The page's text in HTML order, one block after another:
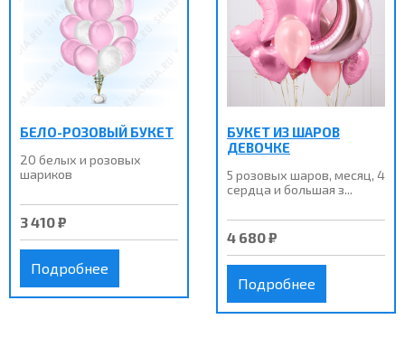
БЕЛО-РОЗОВЫЙ БУКЕТ
20 белых и розовых
шариков
3 410 ₽
Подробнее
БУКЕТ ИЗ ШАРОВ
ДЕВОЧКЕ
5 розовых шаров, месяц, 4
сердца и большая з...
4 680 ₽
Подробнее